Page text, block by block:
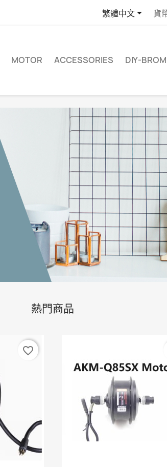
繁體中文 貨
MOTOR ACCESSORIES DIY-
熱門商品
favorite_border